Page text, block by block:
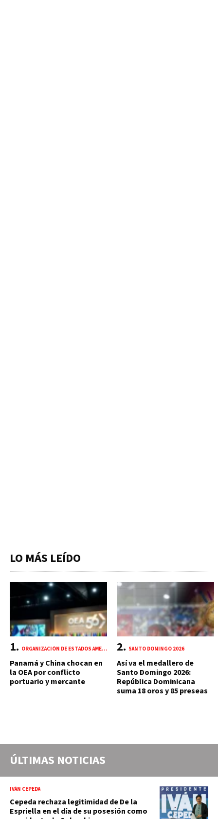
LO MÁS LEÍDO
ORGANIZACIÓN DE ESTADOS AMERICANOS (OEA)
Panamá y China chocan en
la OEA por conflicto
portuario y mercante
SANTO DOMINGO 2026
Así va el medallero de
Santo Domingo 2026:
República Dominicana
suma 18 oros y 85 preseas
ÚLTIMAS NOTICIAS
IVÁN CEPEDA
Cepeda rechaza legitimidad de De la
Espriella en el día de su posesión como